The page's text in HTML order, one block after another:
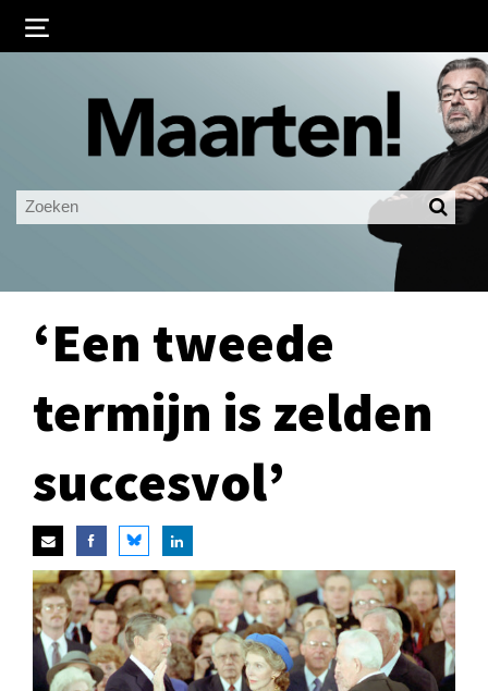
Ingelogd blijven
LOGIN
‘Een tweede
termijn is zelden
succesvol’